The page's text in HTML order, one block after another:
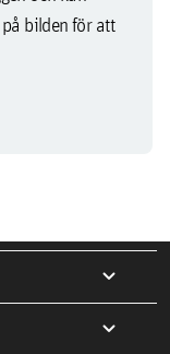
bilden för att
expand_more
expand_more